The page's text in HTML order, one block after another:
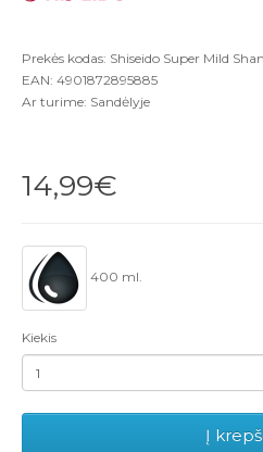
Prekės kodas: Shiseido Super Mild
EAN: 4901872895885
Ar turime: Sandėlyje
14,99€
400 ml.
Kiekis
Į